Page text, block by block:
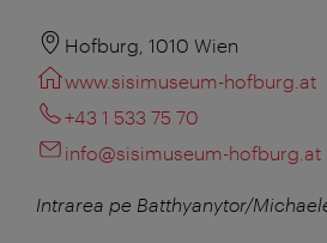
Hofburg, 1010 Wien
www.sisimuseum-hofburg.at
+43 1 533 75 70
info@sisimuseum-hofburg.at
Intrarea pe Batthyanytor/